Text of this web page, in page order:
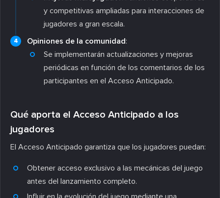
y competitivas ampliadas para interacciones de
jugadores a gran escala.
Opiniones de la comunidad:
Se implementarán actualizaciones y mejoras
periódicas en función de los comentarios de los
participantes en el Acceso Anticipado.
Qué aporta el Acceso Anticipado a los
jugadores
El Acceso Anticipado garantiza que los jugadores puedan:
Obtener acceso exclusivo a las mecánicas del juego
antes del lanzamiento completo.